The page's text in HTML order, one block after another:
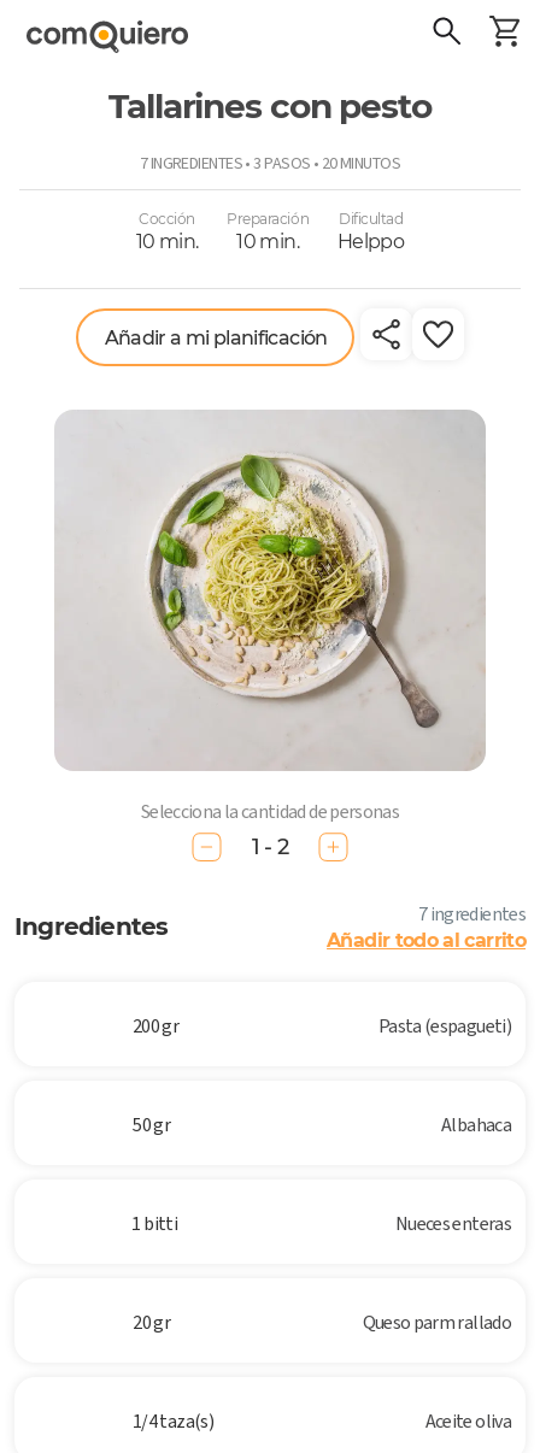
Tallarines con pesto
7 INGREDIENTES • 3 PASOS • 20 MINUTOS
Cocción
10 min.
Preparación
10 min.
Dificultad
Helppo
Añadir a mi planificación
Selecciona la cantidad de personas
1 - 2
Ingredientes 7 ingredientes
Añadir todo al carrito
200 gr Pasta (espagueti)
50 gr Albahaca
1 bitti Nueces enteras
20 gr Queso parm rallado
1/4 taza(s) Aceite oliva